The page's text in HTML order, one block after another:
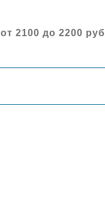
от 2100 до 2200 руб